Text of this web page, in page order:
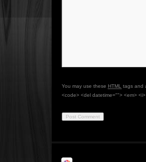
You may use these HTML tags and
<code> <del datetime=""> <em>